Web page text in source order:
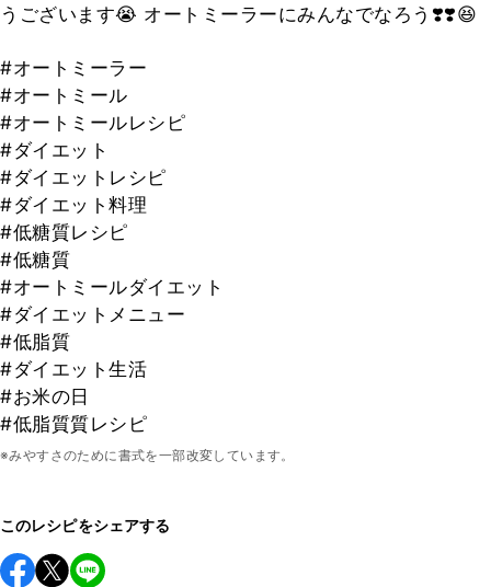
うございます😭 オートミーラーにみんなでなろう❣️❣️😆
#オートミーラー
#オートミール
#オートミールレシピ
#ダイエット
#ダイエットレシピ
#ダイエット料理
#低糖質レシピ
#低糖質
#オートミールダイエット
#ダイエットメニュー
#低脂質
#ダイエット生活
#お米の日
#低脂質質レシピ
※みやすさのために書式を一部改変しています。
このレシピをシェアする